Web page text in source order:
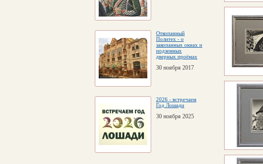
Откопанный
Политех - о
закопанных окнах и
подземных
дверных проёмах
30 ноября 2017
2026 - встречаем
Год Лошади
30 ноября 2025